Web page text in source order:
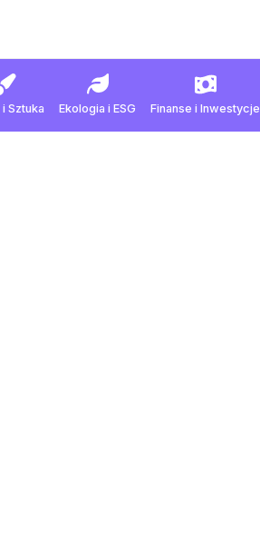
i Sztuka Ekologia i ESG Finanse i Inwestycje